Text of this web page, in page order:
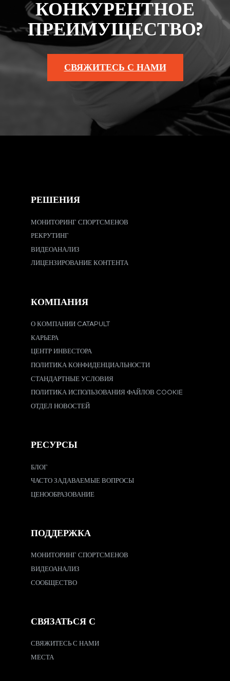
КОНКУРЕНТНОЕ
ПРЕИМУЩЕСТВО?
СВЯЖИТЕСЬ С НАМИ
РЕШЕНИЯ
МОНИТОРИНГ СПОРТСМЕНОВ
РЕКРУТИНГ
ВИДЕОАНАЛИЗ
ЛИЦЕНЗИРОВАНИЕ КОНТЕНТА
КОМПАНИЯ
О КОМПАНИИ CATAPULT
КАРЬЕРА
ЦЕНТР ИНВЕСТОРА
ПОЛИТИКА КОНФИДЕНЦИАЛЬНОСТИ
СТАНДАРТНЫЕ УСЛОВИЯ
ПОЛИТИКА ИСПОЛЬЗОВАНИЯ ФАЙЛОВ COOKIE
ОТДЕЛ НОВОСТЕЙ
РЕСУРСЫ
БЛОГ
ЧАСТО ЗАДАВАЕМЫЕ ВОПРОСЫ
ЦЕНООБРАЗОВАНИЕ
ПОДДЕРЖКА
МОНИТОРИНГ СПОРТСМЕНОВ
ВИДЕОАНАЛИЗ
СООБЩЕСТВО
СВЯЗАТЬСЯ С
СВЯЖИТЕСЬ С НАМИ
МЕСТА